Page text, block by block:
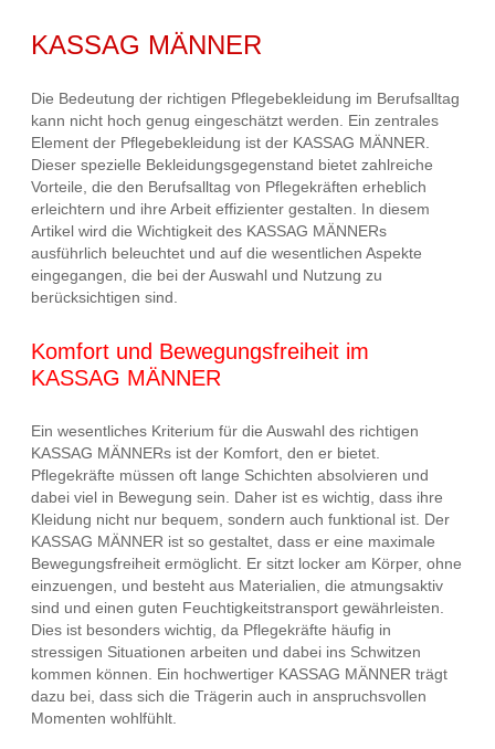
KASSAG MÄNNER
Die Bedeutung der richtigen Pflegebekleidung im Berufsalltag
kann nicht hoch genug eingeschätzt werden. Ein zentrales
Element der Pflegebekleidung ist der KASSAG MÄNNER.
Dieser spezielle Bekleidungsgegenstand bietet zahlreiche
Vorteile, die den Berufsalltag von Pflegekräften erheblich
erleichtern und ihre Arbeit effizienter gestalten. In diesem
Artikel wird die Wichtigkeit des KASSAG MÄNNERs
ausführlich beleuchtet und auf die wesentlichen Aspekte
eingegangen, die bei der Auswahl und Nutzung zu
berücksichtigen sind.
Komfort und Bewegungsfreiheit im
KASSAG MÄNNER
Ein wesentliches Kriterium für die Auswahl des richtigen
KASSAG MÄNNERs ist der Komfort, den er bietet.
Pflegekräfte müssen oft lange Schichten absolvieren und
dabei viel in Bewegung sein. Daher ist es wichtig, dass ihre
Kleidung nicht nur bequem, sondern auch funktional ist. Der
KASSAG MÄNNER ist so gestaltet, dass er eine maximale
Bewegungsfreiheit ermöglicht. Er sitzt locker am Körper, ohne
einzuengen, und besteht aus Materialien, die atmungsaktiv
sind und einen guten Feuchtigkeitstransport gewährleisten.
Dies ist besonders wichtig, da Pflegekräfte häufig in
stressigen Situationen arbeiten und dabei ins Schwitzen
kommen können. Ein hochwertiger KASSAG MÄNNER trägt
dazu bei, dass sich die Trägerin auch in anspruchsvollen
Momenten wohlfühlt.